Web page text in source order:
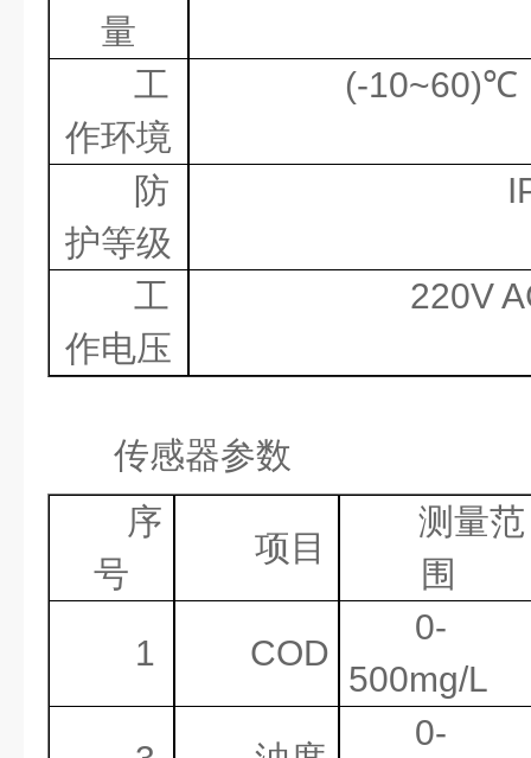
量
工
作环境
(-10~60)℃
防
护等级
工
作电压
220V
传感器参数
序
号
项目
测量范
围
1 COD
0-
500mg/L
0-